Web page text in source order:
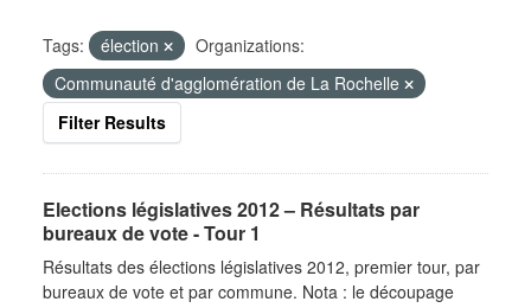
Tags: élection
Organizations:
Communauté d'agglomération de La Rochelle
Filter Results
Elections législatives 2012 – Résultats par
bureaux de vote - Tour 1
Résultats des élections législatives 2012, premier tour, par
bureaux de vote et par commune. Nota : le découpage